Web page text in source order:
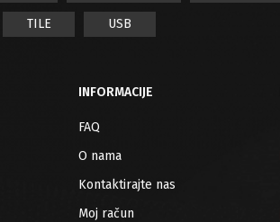
TILE USB
INFORMACIJE
FAQ
O nama
Kontaktirajte nas
Moj račun